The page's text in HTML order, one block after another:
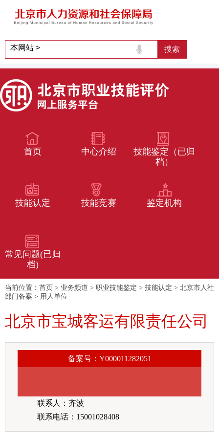
首页 中心介绍
技能鉴定（已归
档）
技能认定 技能竞赛 鉴定机构
常见问题(已归
档)
当前位置： 首页 > 业务频道 > 职业技能鉴定 > 技能认定 > 北京市人社
部门备案 > 用人单位
北京市宝城客运有限责任公司
备案号：Y000011282051
联系人：齐波
联系电话：15001028408